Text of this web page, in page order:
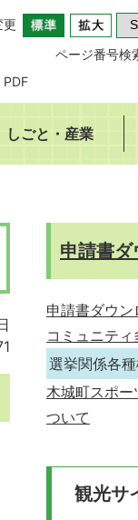
更
PDF
ページ番号検
しごと・産業
申請書ダ
申請書ダウ
コミュニテ
選挙関係各
木城町スポー
ついて
観光サ